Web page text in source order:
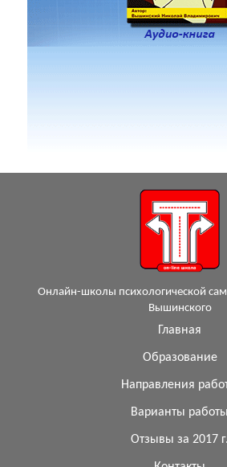
Онлайн-школы психологической
Вышинского
Главная
Образование
Направления
Варианты работы
Отзывы за 2017 г.